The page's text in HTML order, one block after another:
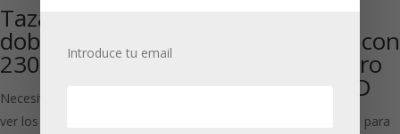
Taza de té de
doble pared Molly
230 ml
Necesitas estar registrado para
ver los precios
Ebba 1400 ml con
colador de acero
inoxidable 1UD
Necesitas estar registrado para
Introduce tu email